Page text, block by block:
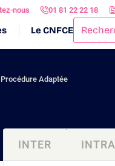
nous 01 81 22 22 18
Le CNFCE
Adaptée
INTER INTRA